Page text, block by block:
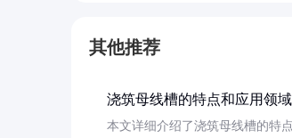
其他推荐
浇筑母线槽的特点和应用领域
本文详细介绍了浇筑母线槽的特